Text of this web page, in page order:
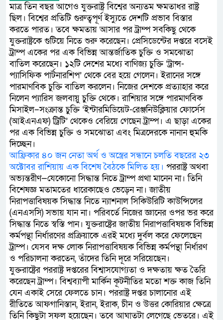
জিসান গ্রুপের অন্যতম ০৩ জন
পিস্তলসহ গ্রেফতার করেছে র‍্যাব-৩
মাত্র তিন বছর আগেও যুক্তরাষ্ট্র বিশ্বের অন্যতম ক্ষমতাধর রাষ্ট্র
ছিল। বিশ্বের প্রতিটি গুরুত্বপূর্ণ ইস্যুতে দেশটি প্রভাব বিস্তার
করতে পারত। তবে ক্ষমতায় আসার পর ট্রাম্প সবকিছু থেকে
যুক্তরাষ্ট্রকে গুটিয়ে নিতে শুরু করেছেন। প্রেসিডেন্টের দপ্তরে বসেই
ট্রাম্প একের পর এক বিভিন্ন আন্তর্জাতিক চুক্তি ও সমঝোতা
বাতিল করেছেন। ১২টি দেশের মধ্যে বাণিজ্য চুক্তি ‘ট্রান্স-
প্যাসিফিক পার্টনারশিপ’ থেকে বের হয়ে গেলেন। ইরানের সঙ্গে
পারমাণবিক চুক্তি বাতিল করলেন। নিজের দেশকে প্রত্যাহার করে
নিলেন প্যারিস জলবায়ু চুক্তি থেকে। রাশিয়ার সঙ্গে পারমাণবিক
মিসাইল–সংক্রান্ত চুক্তি ‘ইন্টারমিডিয়েট-রেঞ্জনিউক্লিয়ার ফোর্সেস
(আইএনএফ) ট্রিটি’ থেকেও বেরিয়ে গেছেন ট্রাম্প। এ ছাড়া একের
পর এক বিভিন্ন চুক্তি ও সমঝোতা এবং মিত্রদেরকে নানান হুমকি
দিচ্ছেন।
আফ্রিকার ৪০ জন নেতা অর্থ ও অস্ত্রের সন্ধানে চলতি বছরের ২৩
অক্টোবর রাশিয়ায় এক বিশেষ বৈঠকে মিলিত হয়। পররাষ্ট্র অথবা
অভ্যন্তরীণ—যেকোনো সিদ্ধান্ত নিতে ট্রাম্প প্রথা মানেন না। তিনি
বিশেষজ্ঞ মতামতের ধারেকাছেও ভেড়েন না। জাতীয়
নিরাপত্তাবিষয়ক সিদ্ধান্ত নিতে ন্যাশনাল সিকিউরিটি কাউন্সিলের
(এনএসসি) সভায় যান না। পরিবর্তে নিজের জ্ঞানের ওপর ভর করে
সিদ্ধান্ত নিতে স্বস্তি পান। যুক্তরাষ্ট্রের জাতীয় নিরাপত্তাবিষয়ক বিভিন্ন
কর্মপন্থা নির্ধারণের প্রক্রিয়াকে এরই মধ্যে দুর্বল করে ফেলেছেন
ট্রাম্প। যেসব দক্ষ লোক নিরাপত্তাবিষয়ক বিভিন্ন কর্মপন্থা নির্ধারণ
ও পরিচালনা করতেন, তাঁদের তিনি দূরে সরিয়েছেন।
যুক্তরাষ্ট্রের পররাষ্ট্র দপ্তরের বিশ্বাসযোগ্যতা ও দক্ষতায় ক্ষত তৈরি
করেছেন ট্রাম্প। বিশ্বব্যাপী মার্কিন কূটনীতির মতো শক্ত কাজ তিনি
যেন একাই সেরে ফেলতে চান। পররাষ্ট্র দপ্তর চালানোর এই
রীতিতে আফগানিস্তান, ইরান, ইরাক, চীন ও উত্তর কোরিয়ার ক্ষেত্রে
তিনি কিছুটা সফল হয়েছেন। তবে আঘাতটা লেগেছে ভেতরে। এই